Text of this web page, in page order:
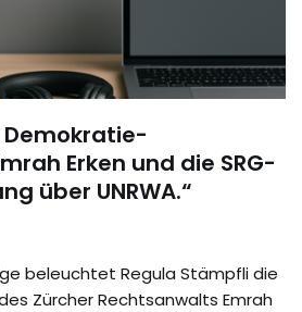
Demokratie-
Erken und die SRG-
über UNRWA.“
beleuchtet Regula Stämpfli die
Zürcher Rechtsanwalts Emrah